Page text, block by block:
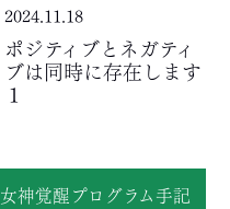
2024.11.18
ポジティブとネガティ
ブは同時に存在します
１
女神覚醒プログラム手記